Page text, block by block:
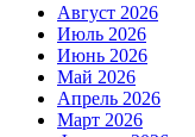
Август 2026
Июль 2026
Июнь 2026
Май 2026
Апрель 2026
Март 2026